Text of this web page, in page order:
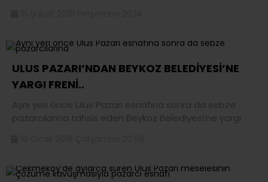
ULUS PAZARI’NDAN BEYKOZ BELEDİYESİ’NE
YARGI FRENİ..
Aynı yeri önce Ulus Pazarı esnafına sonra da sebze
pazarcılarına tahsis eden Beykoz Belediyesi’ne yargı